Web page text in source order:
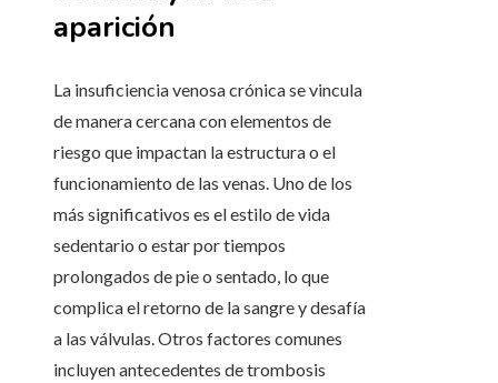
aparición
La insuficiencia venosa crónica se vincula
de manera cercana con elementos de
riesgo que impactan la estructura o el
funcionamiento de las venas. Uno de los
más significativos es el estilo de vida
sedentario o estar por tiempos
prolongados de pie o sentado, lo que
complica el retorno de la sangre y desafía
a las válvulas. Otros factores comunes
incluyen antecedentes de trombosis